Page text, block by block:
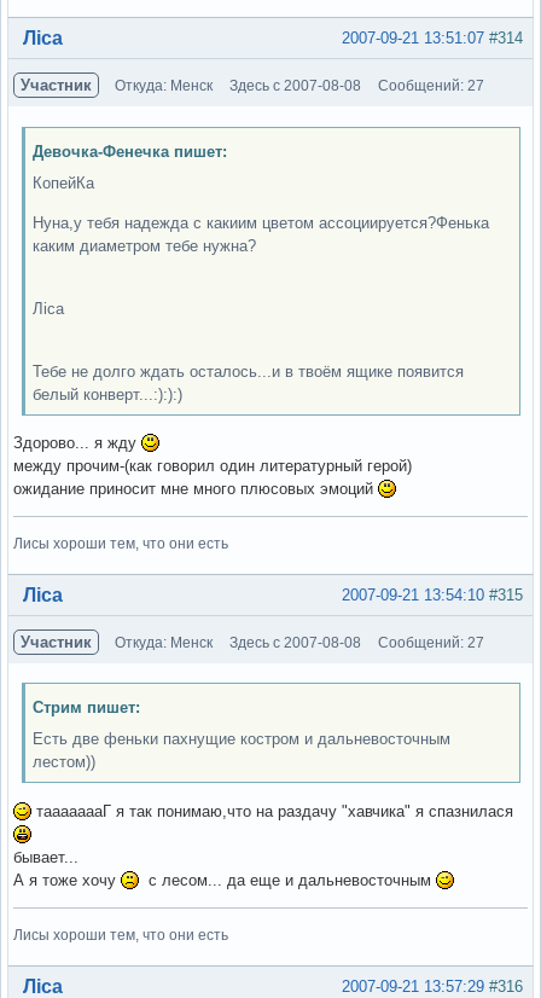
Вне форума #314
2007-09-21 13:51:07
Ліса
Участник Откуда: Менск Здесь с 2007-08-08 Сообщений: 27
Девочка-Фенечка пишет:
КопейКа
Нуна,у тебя надежда с какиим цветом ассоциируется?Фенька
каким диаметром тебе нужна?
Ліса
Тебе не долго ждать осталось...и в твоём ящике появится
белый конверт...:):):)
Здорово... я жду
между прочим-(как говорил один литературный герой)
ожидание приносит мне много плюсовых эмоций
Лисы хороши тем, что они есть
Вне форума #315
2007-09-21 13:54:10
Ліса
Участник Откуда: Менск Здесь с 2007-08-08 Сообщений: 27
Стрим пишет:
Есть две феньки пахнущие костром и дальневосточным
лестом))
таааааааГ я так понимаю,что на раздачу "хавчика" я спазнилася
бывает...
А я тоже хочу
с лесом... да еще и дальневосточным
Лисы хороши тем, что они есть
Вне форума #316
2007-09-21 13:57:29
Ліса